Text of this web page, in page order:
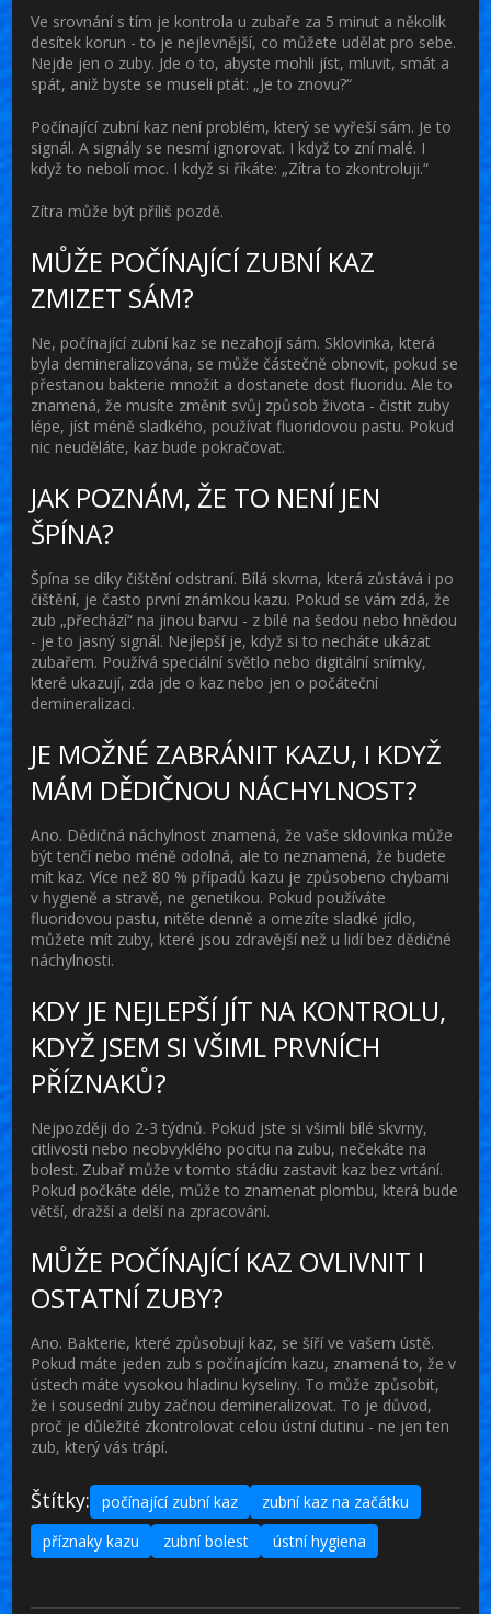
Ve srovnání s tím je kontrola u zubaře za 5 minut a několik
desítek korun - to je nejlevnější, co můžete udělat pro sebe.
Nejde jen o zuby. Jde o to, abyste mohli jíst, mluvit, smát a
spát, aniž byste se museli ptát: „Je to znovu?“
Počínající zubní kaz není problém, který se vyřeší sám. Je to
signál. A signály se nesmí ignorovat. I když to zní malé. I
když to nebolí moc. I když si říkáte: „Zítra to zkontroluji.“
Zítra může být příliš pozdě.
MŮŽE POČÍNAJÍCÍ ZUBNÍ KAZ
ZMIZET SÁM?
Ne, počínající zubní kaz se nezahojí sám. Sklovinka, která
byla demineralizována, se může částečně obnovit, pokud se
přestanou bakterie množit a dostanete dost fluoridu. Ale to
znamená, že musíte změnit svůj způsob života - čistit zuby
lépe, jíst méně sladkého, používat fluoridovou pastu. Pokud
nic neuděláte, kaz bude pokračovat.
JAK POZNÁM, ŽE TO NENÍ JEN
ŠPÍNA?
Špína se díky čištění odstraní. Bílá skvrna, která zůstává i po
čištění, je často první známkou kazu. Pokud se vám zdá, že
zub „přechází“ na jinou barvu - z bílé na šedou nebo hnědou
- je to jasný signál. Nejlepší je, když si to necháte ukázat
zubařem. Používá speciální světlo nebo digitální snímky,
které ukazují, zda jde o kaz nebo jen o počáteční
demineralizaci.
JE MOŽNÉ ZABRÁNIT KAZU, I KDYŽ
MÁM DĚDIČNOU NÁCHYLNOST?
Ano. Dědičná náchylnost znamená, že vaše sklovinka může
být tenčí nebo méně odolná, ale to neznamená, že budete
mít kaz. Více než 80 % případů kazu je způsobeno chybami
v hygieně a stravě, ne genetikou. Pokud používáte
fluoridovou pastu, nitěte denně a omezíte sladké jídlo,
můžete mít zuby, které jsou zdravější než u lidí bez dědičné
náchylnosti.
KDY JE NEJLEPŠÍ JÍT NA KONTROLU,
KDYŽ JSEM SI VŠIML PRVNÍCH
PŘÍZNAKŮ?
Nejpozději do 2-3 týdnů. Pokud jste si všimli bílé skvrny,
citlivosti nebo neobvyklého pocitu na zubu, nečekáte na
bolest. Zubař může v tomto stádiu zastavit kaz bez vrtání.
Pokud počkáte déle, může to znamenat plombu, která bude
větší, dražší a delší na zpracování.
MŮŽE POČÍNAJÍCÍ KAZ OVLIVNIT I
OSTATNÍ ZUBY?
Ano. Bakterie, které způsobují kaz, se šíří ve vašem ústě.
Pokud máte jeden zub s počínajícím kazu, znamená to, že v
ústech máte vysokou hladinu kyseliny. To může způsobit,
že i sousední zuby začnou demineralizovat. To je důvod,
proč je důležité zkontrolovat celou ústní dutinu - ne jen ten
zub, který vás trápí.
Štítky: počínající zubní kaz
zubní kaz na začátku
příznaky kazu
zubní bolest ústní hygiena